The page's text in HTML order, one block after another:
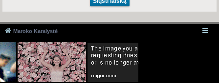
Maroko Karalystė